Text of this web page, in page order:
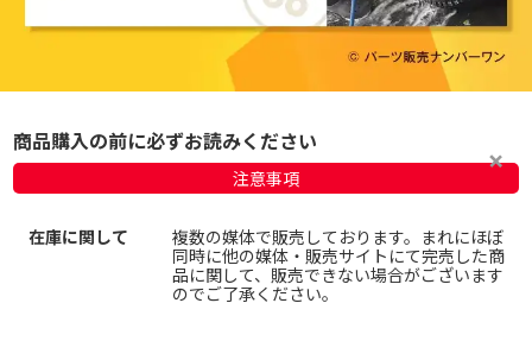
商品購入の前に必ずお読みください
注意事項
在庫に関して
複数の媒体で販売しております。まれにほぼ
同時に他の媒体・販売サイトにて完売した商
品に関して、販売できない場合がございます
のでご了承ください。